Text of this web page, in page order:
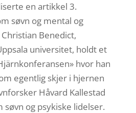
en artikkel 3.
søvn og mental og
Benedict,
universitet, holdt et
hvor han
egentlig skjer i hjernen
Håvard Kallestad
søvn og psykiske lidelser.